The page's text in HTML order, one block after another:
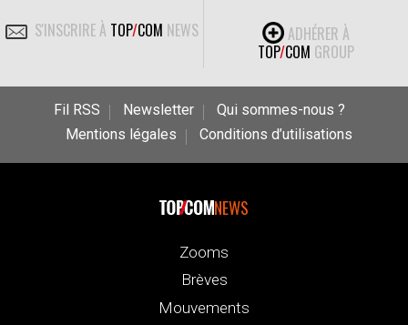
S'INSCRIRE À TOP/COM NEWS
ADHÉRER À
TOP/COM GROUP
Fil RSS Newsletter
Qui sommes-nous ?
Mentions légales
Conditions d’utilisations
NEWS
Zooms
Brèves
Mouvements